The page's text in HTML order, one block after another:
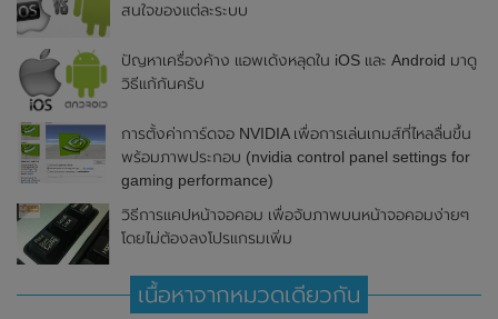
สนใจของแต่ละระบบ
ปัญหาเครื่องค้าง แอพเด้งหลุดใน iOS และ Android มาดู
วิธีแก้กันครับ
การตั้งค่าการ์ดจอ NVIDIA เพื่อการเล่นเกมส์ที่ไหลลื่นขึ้น
พร้อมภาพประกอบ (nvidia control panel settings for
gaming performance)
วิธีการแคปหน้าจอคอม เพื่อจับภาพบนหน้าจอคอมง่ายๆ
โดยไม่ต้องลงโปรแกรมเพิ่ม
เนื้อหาจากหมวดเดียวกัน